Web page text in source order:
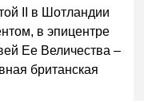
II в Шотландии
в эпицентре
Ее Величества –
британская